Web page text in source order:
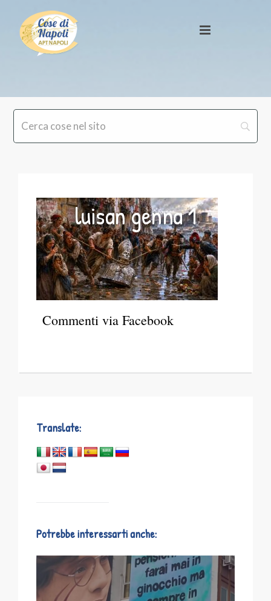
luisan genna 1
Commenti via Facebook
Translate:
Potrebbe interessarti anche: